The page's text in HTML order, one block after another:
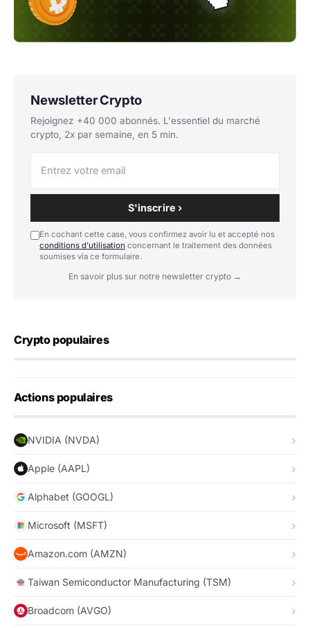
Newsletter Crypto
Rejoignez +40 000 abonnés. L'essentiel du marché
crypto, 2x par semaine, en 5 min.
S'inscrire ›
En cochant cette case, vous confirmez avoir lu et accepté nos
conditions d'utilisation concernant le traitement des données
soumises via ce formulaire.
En savoir plus sur notre newsletter crypto →
Crypto populaires
Actions populaires
NVIDIA (NVDA)
Apple (AAPL)
Alphabet (GOOGL)
Microsoft (MSFT)
Amazon.com (AMZN)
Taiwan Semiconductor Manufacturing (TSM)
Broadcom (AVGO)